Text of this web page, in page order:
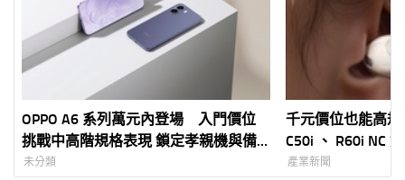
OPPO A6 系列萬元內登場 入門價位
挑戰中高階規格表現 鎖定孝親機與備
用機需求 最低不到六千元打造高 CP
未分類
千元價位也能高
C50i 、 R60i NC
量佩戴、強效主
產業新聞